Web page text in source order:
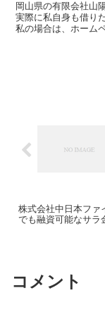
岡山県の有限会社山
実際に私自身も借り
私の場合は、ホーム
株式会社中日本ファ
でも融資可能なサラ
コメント